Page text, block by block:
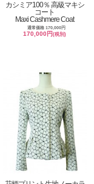
カシミア100％ 高級マキシ
コート
Maxi Cashmere Coat
通常価格 170,000円
170,000円(税別)